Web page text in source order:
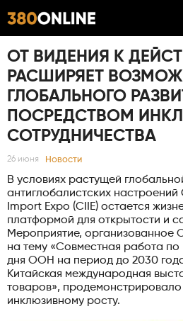
ОТ ВИДЕНИЯ К
РАСШИРЯЕТ
ГЛОБАЛЬНОГО
ПОСРЕДСТВОМ
СОТРУДНИЧЕСТВА
26 июня Новости
В условиях растущей
антиглобалистских
Import Expo (CIIE) остается
платформой для открытости и
Мероприятие, организованное
на тему «Совместная работа
дня ООН на период до 2030
Китайская международная
товаров», продемонстрировало
инклюзивному росту.